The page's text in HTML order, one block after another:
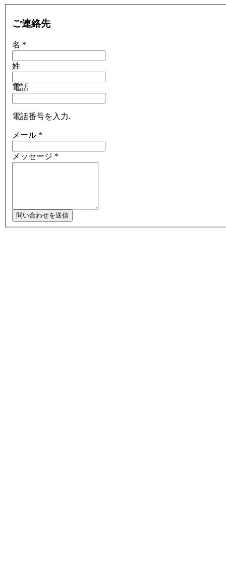
ご連絡先
名 *
姓
電話
電話番号を入力.
メール *
メッセージ *